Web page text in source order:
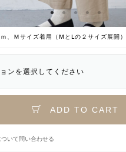
、Ｍサイズ着用（MとLの２サイズ展開）
ンを選択してください
ADD TO CART
いて問い合わせる